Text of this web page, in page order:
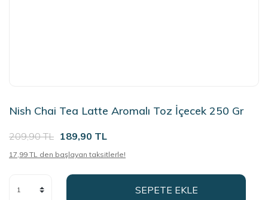
Nish Chai Tea Latte Aromalı Toz İçecek 250 Gr
209,90 TL 189,90 TL
17,99 TL den başlayan taksitlerle!
SEPETE EKLE